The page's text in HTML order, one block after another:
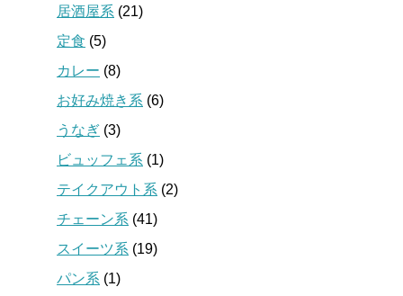
居酒屋系 (21)
定食 (5)
カレー (8)
お好み焼き系 (6)
うなぎ (3)
ビュッフェ系 (1)
テイクアウト系 (2)
チェーン系 (41)
スイーツ系 (19)
パン系 (1)